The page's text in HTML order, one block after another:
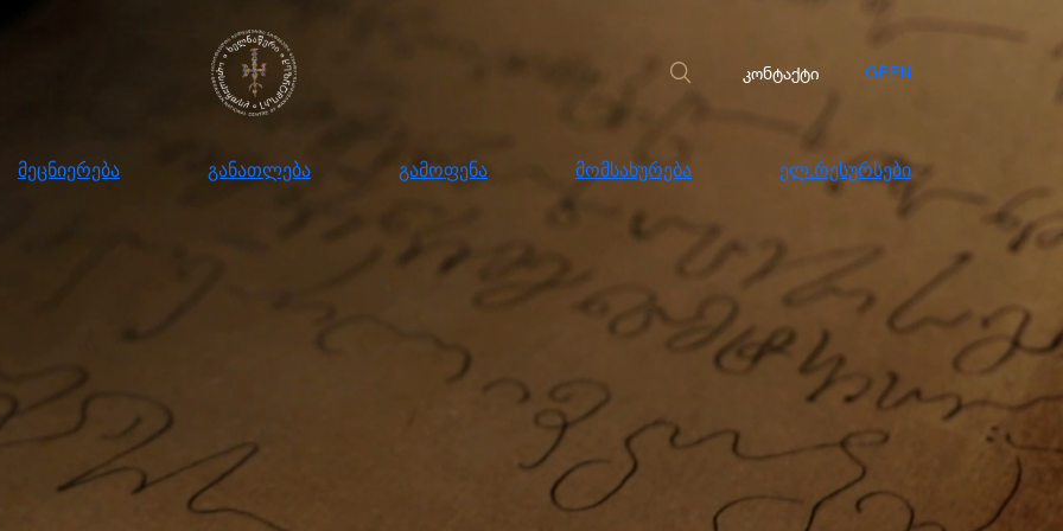
კონტაქტი GEEN
მეცნიერება განათლება გამოფენა მომსახურება ელ.რესურსები
განათლება